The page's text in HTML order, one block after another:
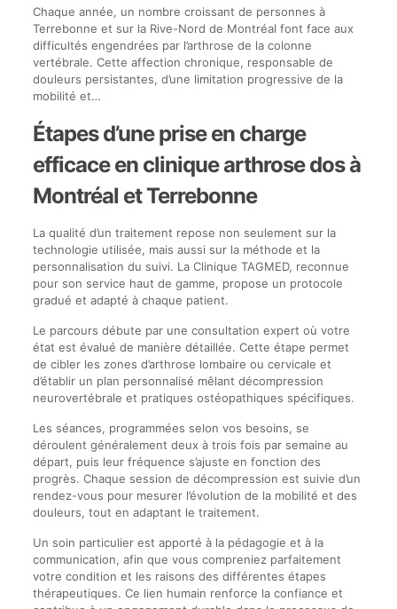
Chaque année, un nombre croissant de personnes à
Terrebonne et sur la Rive-Nord de Montréal font face aux
difficultés engendrées par l’arthrose de la colonne
vertébrale. Cette affection chronique, responsable de
douleurs persistantes, d’une limitation progressive de la
mobilité et…
Étapes d’une prise en charge
efficace en clinique arthrose dos à
Montréal et Terrebonne
La qualité d’un traitement repose non seulement sur la
technologie utilisée, mais aussi sur la méthode et la
personnalisation du suivi. La Clinique TAGMED, reconnue
pour son service haut de gamme, propose un protocole
gradué et adapté à chaque patient.
Le parcours débute par une consultation expert où votre
état est évalué de manière détaillée. Cette étape permet
de cibler les zones d’arthrose lombaire ou cervicale et
d’établir un plan personnalisé mêlant décompression
neurovertébrale et pratiques ostéopathiques spécifiques.
Les séances, programmées selon vos besoins, se
déroulent généralement deux à trois fois par semaine au
départ, puis leur fréquence s’ajuste en fonction des
progrès. Chaque session de décompression est suivie d’un
rendez-vous pour mesurer l’évolution de la mobilité et des
douleurs, tout en adaptant le traitement.
Un soin particulier est apporté à la pédagogie et à la
communication, afin que vous compreniez parfaitement
votre condition et les raisons des différentes étapes
thérapeutiques. Ce lien humain renforce la confiance et